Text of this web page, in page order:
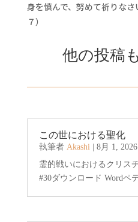
身を慎んで、努めて祈りなさ
７）
他の投稿
この世における聖化
執筆者 Akashi| 8月 1, 2026
霊的戦いにおけるクリス
#30ダウンロード Wordペ